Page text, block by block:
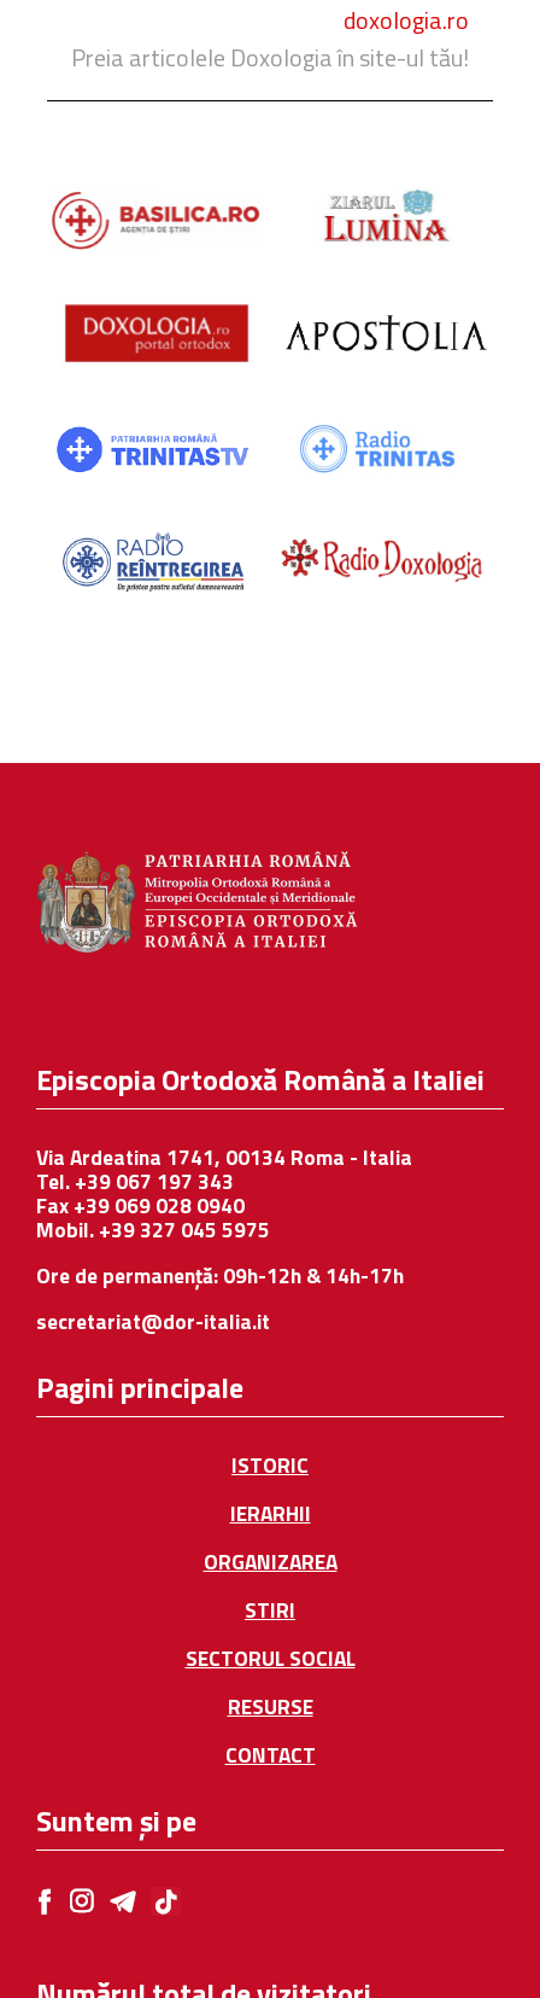
doxologia.ro
Preia articolele Doxologia în site-ul tău!
Episcopia Ortodoxă Română a Italiei
Via Ardeatina 1741, 00134 Roma - Italia
Tel. +39 067 197 343
Fax +39 069 028 0940
Mobil. +39 327 045 5975
Ore de permanență: 09h-12h & 14h-17h
secretariat@dor-italia.it
Pagini principale
ISTORIC
IERARHII
ORGANIZAREA
STIRI
SECTORUL SOCIAL
RESURSE
CONTACT
Suntem și pe